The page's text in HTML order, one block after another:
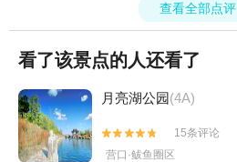
查看全部点评
看了该景点的人还看了
月亮湖公园(4A)


15条评论
营口·鲅鱼圈区